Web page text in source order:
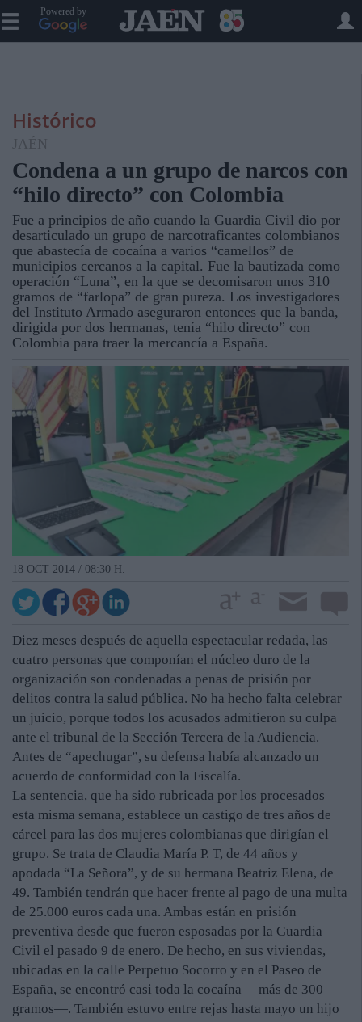
Powered by
Histórico
JAÉN
Condena a un grupo de narcos con
“hilo directo” con Colombia
Fue a principios de año cuando la Guardia Civil dio por
desarticulado un grupo de narcotraficantes colombianos
que abastecía de cocaína a varios “camellos” de
municipios cercanos a la capital. Fue la bautizada como
operación “Luna”, en la que se decomisaron unos 310
gramos de “farlopa” de gran pureza. Los investigadores
del Instituto Armado aseguraron entonces que la banda,
dirigida por dos hermanas, tenía “hilo directo” con
Colombia para traer la mercancía a España.
18 OCT 2014 / 08:30 H.
Diez meses después de aquella espectacular redada, las
cuatro personas que componían el núcleo duro de la
organización son condenadas a penas de prisión por
delitos contra la salud pública. No ha hecho falta celebrar
un juicio, porque todos los acusados admitieron su culpa
ante el tribunal de la Sección Tercera de la Audiencia.
Antes de “apechugar”, su defensa había alcanzado un
acuerdo de conformidad con la Fiscalía.
La sentencia, que ha sido rubricada por los procesados
esta misma semana, establece un castigo de tres años de
cárcel para las dos mujeres colombianas que dirigían el
grupo. Se trata de Claudia María P. T, de 44 años y
apodada “La Señora”, y de su hermana Beatriz Elena, de
49. También tendrán que hacer frente al pago de una multa
de 25.000 euros cada una. Ambas están en prisión
preventiva desde que fueron esposadas por la Guardia
Civil el pasado 9 de enero. De hecho, en sus viviendas,
ubicadas en la calle Perpetuo Socorro y en el Paseo de
España, se encontró casi toda la cocaína —más de 300
gramos—. También estuvo entre rejas hasta mayo un hijo